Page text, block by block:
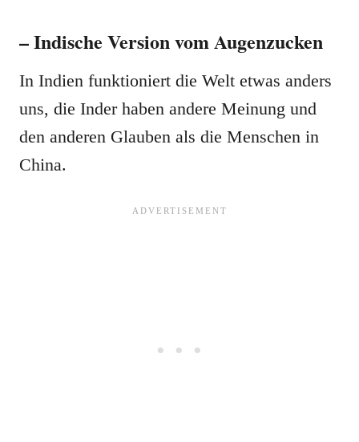
– Indische Version vom Augenzucken
In Indien funktioniert die Welt etwas anders
uns, die Inder haben andere Meinung und
den anderen Glauben als die Menschen in
China.